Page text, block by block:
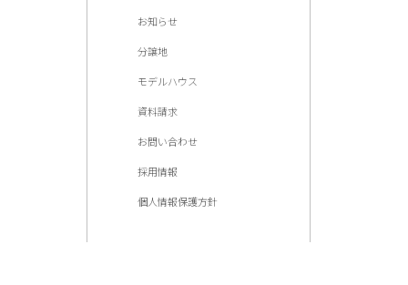
お知らせ
分譲地
モデルハウス
資料請求
お問い合わせ
採用情報
個人情報保護方針